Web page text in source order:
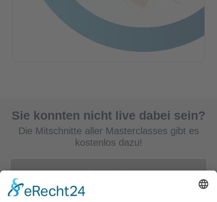
Sie konnten nicht live dabei sein?
Die Mitschnitte aller Masterclasses gibt es
kostenlos dazu!